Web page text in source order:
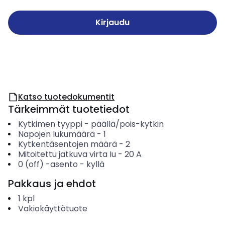
Kirjaudu
Katso tuotedokumentit
Tärkeimmät tuotetiedot
Kytkimen tyyppi- päällä/pois-kytkin
Napojen lukumäärä- 1
Kytkentäsentojen määrä- 2
Mitoitettu jatkuva virta Iu- 20 A
0 (off) -asento - kyllä
Pakkaus ja ehdot
1 kpl
Vakiokäyttötuote